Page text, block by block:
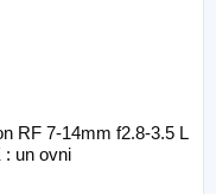
RF 7-14mm f2.8-3.5 L
: un ovni